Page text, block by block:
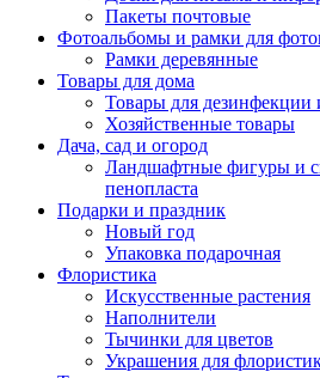
Пакеты почтовые
Фотоальбомы и рамки для
Рамки деревянные
Товары для дома
Товары для дезинфекции
Хозяйственные товары
Дача, сад и огород
Ландшафтные фигуры и
пенопласта
Подарки и праздник
Новый год
Упаковка подарочная
Флористика
Искусственные растения
Наполнители
Тычинки для цветов
Украшения для